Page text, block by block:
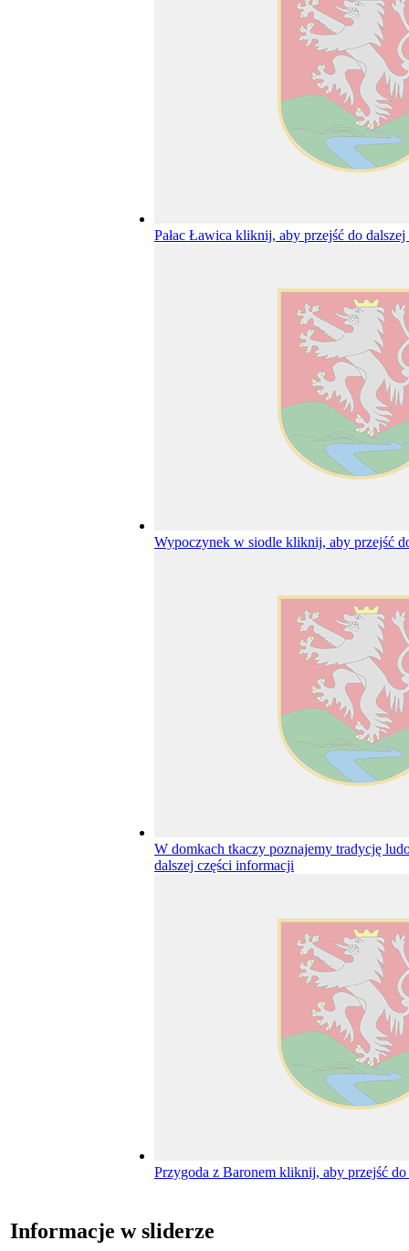
Pałac Ławica kliknij, aby przejść do
Wypoczynek w siodle kliknij, aby przejść
W domkach tkaczy poznajemy tradycję
dalszej części informacji
Przygoda z Baronem kliknij, aby przejść
Informacje w sliderze